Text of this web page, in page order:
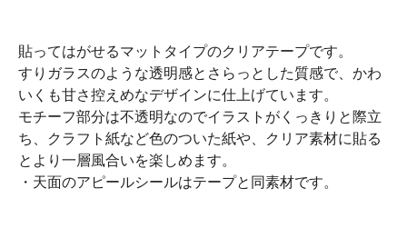
貼ってはがせるマットタイプのクリアテープです。
すりガラスのような透明感とさらっとした質感で、かわ
いくも甘さ控えめなデザインに仕上げています。
モチーフ部分は不透明なのでイラストがくっきりと際立
ち、クラフト紙など色のついた紙や、クリア素材に貼る
とより一層風合いを楽しめます。
・天面のアピールシールはテープと同素材です。